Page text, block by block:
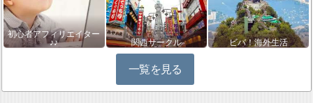
初心者アフィリエイター
♪♪
関西サークル ビバ！海外生活
一覧を見る